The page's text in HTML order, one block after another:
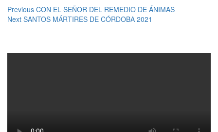
Navegación
de
Previous Previous
post:
CON EL SEÑOR DEL REMEDIO DE ÁNIMAS
Next Next
SANTOS MÁRTIRES DE CÓRDOBA 2021